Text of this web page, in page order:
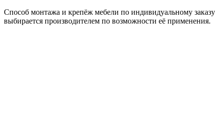
Способ монтажа и крепёж мебели по индивидуальному заказу
выбирается производителем по возможности её применения.